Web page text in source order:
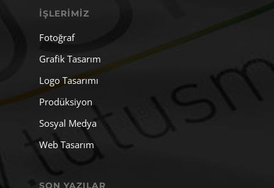
İŞLERIMIZ
Fotoğraf
Grafik Tasarım
Logo Tasarımı
Prodüksiyon
Sosyal Medya
Web Tasarım
SON YAZILAR